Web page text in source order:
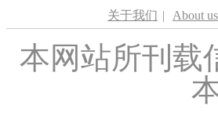
关于我们 | About us
本网站所刊载